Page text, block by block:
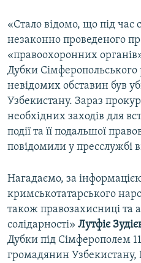
«Стало відомо, що під час
незаконно проведеного
«правоохоронних
Дубки
невідомих обставин був
Узбекистану. Зараз
необхідних заходів для
події та її подальшої
повідомили у пресслужбі
Нагадаємо, за
кримськотатарського
також правозахисниці та
солідарності» Лутфіє
Дубки під Сімферополем
громадянин